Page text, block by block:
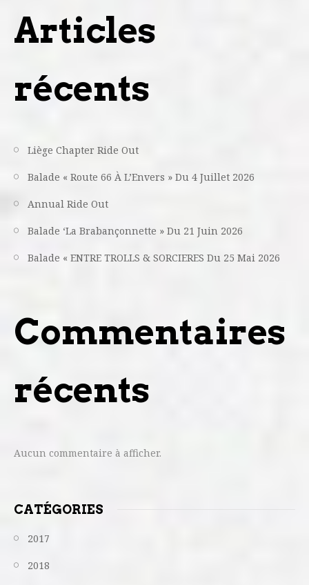
Articles
récents
Liège Chapter Ride Out
Balade « Route 66 À L’Envers » Du 4 Juillet 2026
Annual Ride Out
Balade ‘La Brabançonnette » Du 21 Juin 2026
Balade « ENTRE TROLLS & SORCIERES Du 25 Mai 2026
Commentaires
récents
Aucun commentaire à afficher.
CATÉGORIES
2017
2018